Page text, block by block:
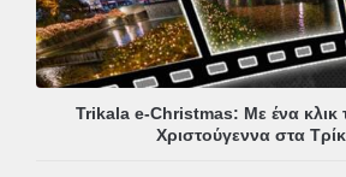
Trikala e-Christmas: Με ένα κλικ
Χριστούγεννα στα